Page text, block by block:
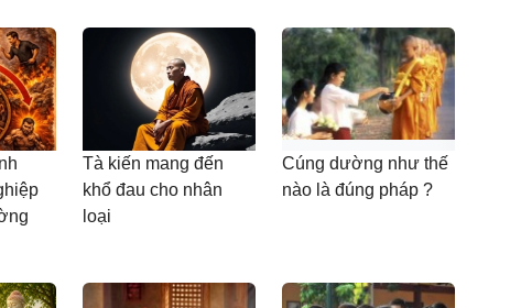
Tà kiến mang đến
khổ đau cho nhân
loại
Cúng dường như thế
nào là đúng pháp ?